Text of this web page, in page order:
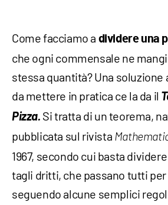
Come facciamo a dividere una
che ogni commensale ne
stessa quantità? Una soluzione
da mettere in pratica ce la da il
Pizza. Si tratta di un teorema,
pubblicata sul rivista
1967, secondo cui basta
tagli dritti, che passano tutti
seguendo alcune semplici